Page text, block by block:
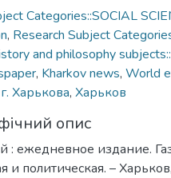
Categories::SOCIAL
, Research Subject
and philosophy
, Kharkov news, World
Харькова, Харьков
опис
ежедневное издание.
и политическая. –